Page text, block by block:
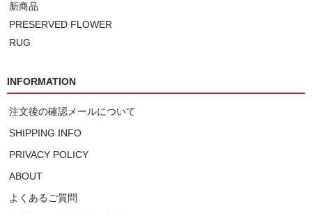
新商品
PRESERVED FLOWER
RUG
INFORMATION
注文後の確認メールについて
SHIPPING INFO
PRIVACY POLICY
ABOUT
よくあるご質問